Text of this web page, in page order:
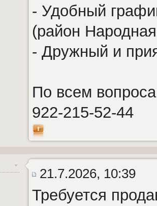
- Удобный
(район
- Дружный и
По всем
922-215-52-44
21.7.2026, 10:39
Требуется